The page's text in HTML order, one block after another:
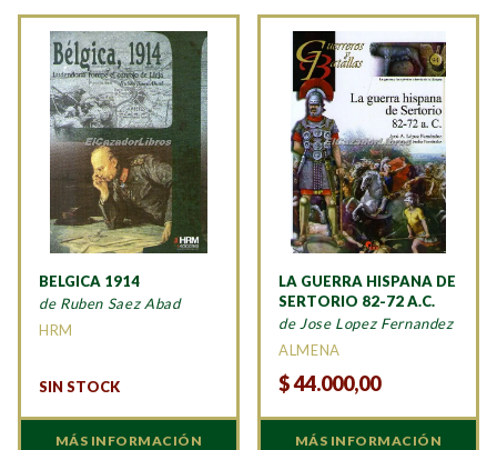
BELGICA 1914
de Ruben Saez Abad
HRM
SIN STOCK
MÁS INFORMACIÓN
LA GUERRA HISPANA DE
SERTORIO 82-72 A.C.
de Jose Lopez Fernandez
ALMENA
$44.000,00
MÁS INFORMACIÓN